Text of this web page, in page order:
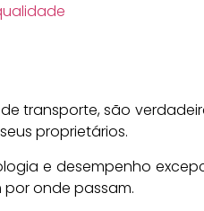
transporte, são
proprietários.
e desempenho
onde passam.